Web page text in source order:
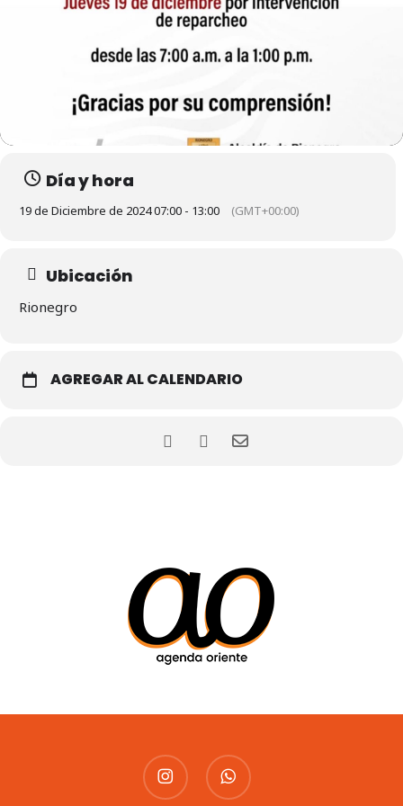
Día y hora
19 de Diciembre de 2024 07:00 - 13:00 (GMT+00:00)
Ubicación
Rionegro
AGREGAR AL CALENDARIO
instagram whatsapp